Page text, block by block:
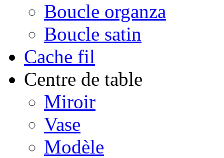
Boucle organza
Boucle satin
Cache fil
Centre de table
Miroir
Vase
Modèle